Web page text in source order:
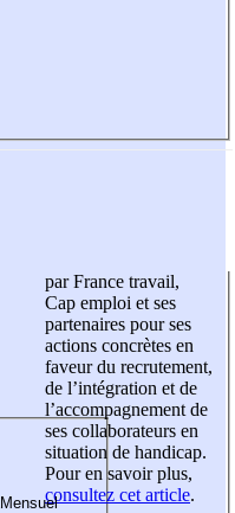
par France travail,
Cap emploi et ses
partenaires pour ses
actions concrètes en
faveur du recrutement,
de l’intégration et de
l’accompagnement de
ses collaborateurs en
situation de handicap.
Pour en savoir plus,
consultez cet article.